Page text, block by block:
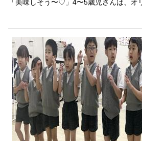
「美味しそう〜♡」4〜5歳児さんは、オ